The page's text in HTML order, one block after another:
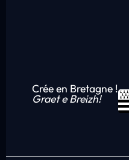
Crée en Bretagne !
Graet e Breizh!